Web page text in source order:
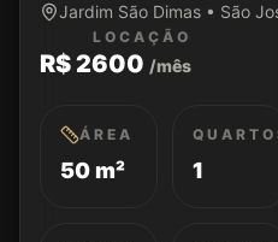
Jardim São Dimas • São
LOCAÇÃO
R$ 2600 /mês
ÁREA
50 m² 1